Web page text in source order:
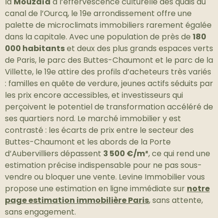
canal de l’Ourcq, le 19e arrondissement offre une
palette de microclimats immobiliers rarement égalée
dans la capitale. Avec une population de près de 180
000 habitantset deux des plus grands espaces verts
de Paris, le parc des Buttes-Chaumont et le parc de la
Villette, le 19e attire des profils d’acheteurs très variés
: familles en quête de verdure, jeunes actifs séduits par
les prix encore accessibles, et investisseurs qui
perçoivent le potentiel de transformation accéléré de
ses quartiers nord. Le marché immobilier y est
contrasté : les écarts de prix entre le secteur des
Buttes-Chaumont et les abords de la Porte
d’Aubervilliers dépassent 3 500 €/m², ce qui rend une
estimation précise indispensable pour ne pas sous-
vendre ou bloquer une vente. Levine Immobilier vous
propose une estimation en ligne immédiate sur notre
page estimation immobilière Paris, sans attente,
sans engagement.